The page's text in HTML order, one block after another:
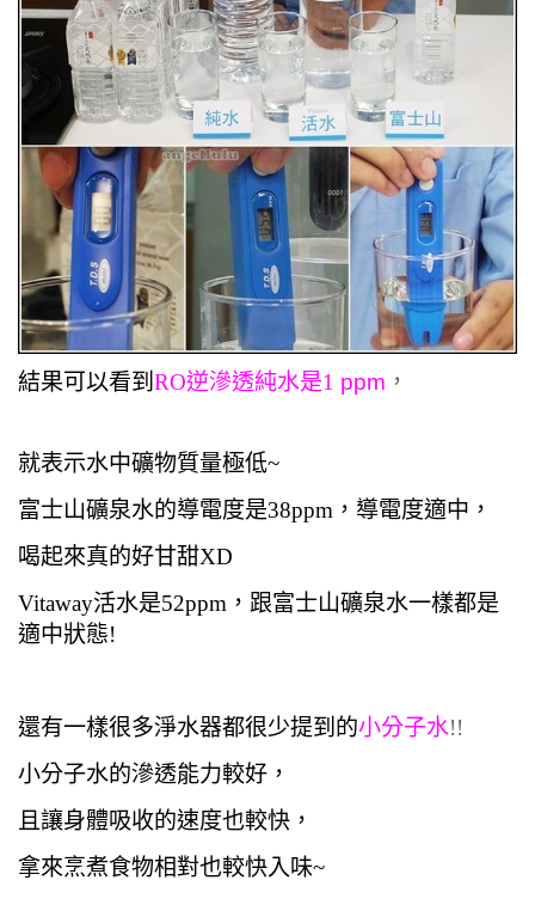
結果可以看到 RO逆滲透純水是1 ppm ，
就表示水中礦物質量極低~
富士山礦泉水的導電度是38ppm，導電度適中，
喝起來真的好甘甜XD
Vitaway活水是52ppm，跟富士山礦泉水一樣都是
適中狀態!
還有一樣很多淨水器都很少提到的小分子水!!
小分子水的滲透能力較好，
且讓身體吸收的速度也較快，
拿來烹煮食物相對也較快入味~